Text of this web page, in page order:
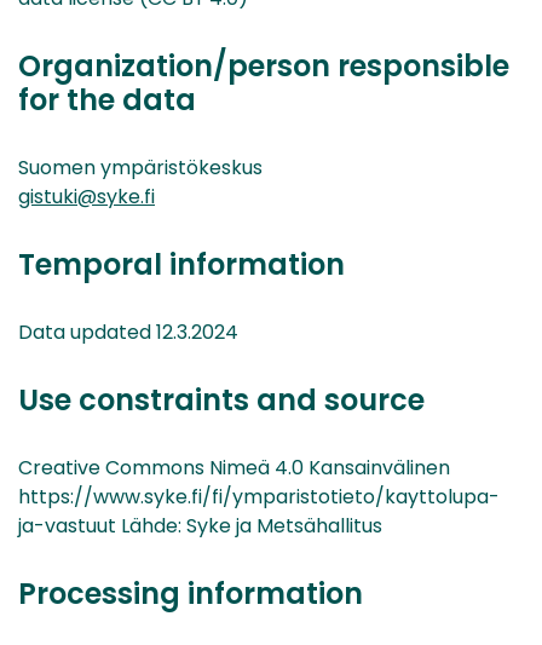
Organization/person responsible
for the data
Suomen ympäristökeskus
gistuki@syke.fi
Temporal information
Data updated 12.3.2024
Use constraints and source
Creative Commons Nimeä 4.0 Kansainvälinen
https://www.syke.fi/fi/ymparistotieto/kayttolupa-
ja-vastuut Lähde: Syke ja Metsähallitus
Processing information